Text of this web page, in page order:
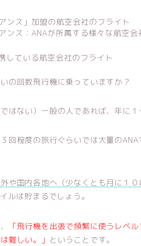
ンス」加盟の航空会社のフライト
ンス：ANAが所属する様々な航空
している航空会社のフライト
の回数飛行機に乗っていますか？
はない）一般の人であれば、年に１
回程度の旅行ぐらいでは大量の
や国内各地へ（少なくとも月に１
ルは貯まるでしょう。
「飛行機を出張で頻繁に使うレベル
難しい。」 ということです。